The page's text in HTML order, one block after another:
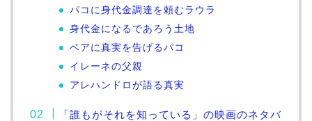
パコに身代金調達を頼むラウラ
身代金になるであろう土地
ベアに真実を告げるパコ
イレーネの父親
アレハンドロが語る真実
「誰もがそれを知っている」の映画のネタバ